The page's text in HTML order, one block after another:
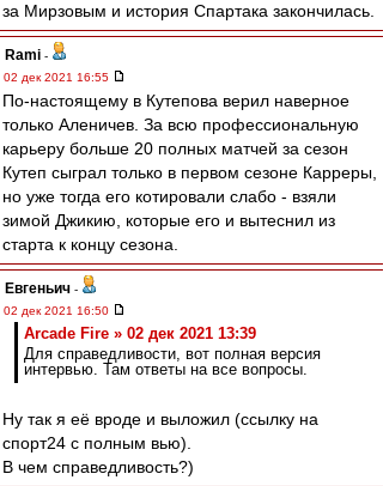
за Мирзовым и история Спартака закончилась.
Rami -
02 дек 2021 16:55
По-настоящему в Кутепова верил наверное
только Аленичев. За всю профессиональную
карьеру больше 20 полных матчей за сезон
Кутеп сыграл только в первом сезоне Карреры,
но уже тогда его котировали слабо - взяли
зимой Джикию, которые его и вытеснил из
старта к концу сезона.
Евгеньич -
02 дек 2021 16:50
Arcade Fire » 02 дек 2021 13:39
Для справедливости, вот полная версия
интервью. Там ответы на все вопросы.
Ну так я её вроде и выложил (ссылку на
спорт24 с полным вью).
В чем справедливость?)